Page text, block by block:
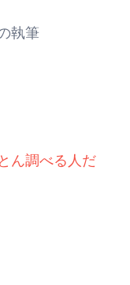
執筆
ん調べる人だ